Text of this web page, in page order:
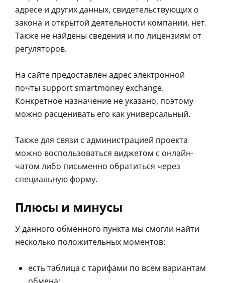
адресе и других данных, свидетельствующих о
закона и открытой деятельности компании, нет.
Также не найдены сведения и по лицензиям от
регуляторов.
На сайте предоставлен адрес электронной
почты support smartmoney exchange.
Конкретное назначение не указано, поэтому
можно расценивать его как универсальный.
Также для связи с администрацией проекта
можно воспользоваться виджетом с онлайн-
чатом либо письменно обратиться через
специальную форму.
Плюсы и минусы
У данного обменного пункта мы смогли найти
несколько положительных моментов:
есть таблица с тарифами по всем вариантам